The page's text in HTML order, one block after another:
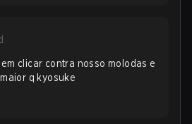
clicar contra nosso molodas e
q kyosuke